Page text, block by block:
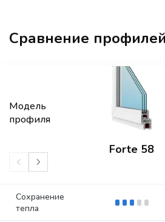
Сравнение
Модель
профиля
Forte 58
Сохранение
тепла